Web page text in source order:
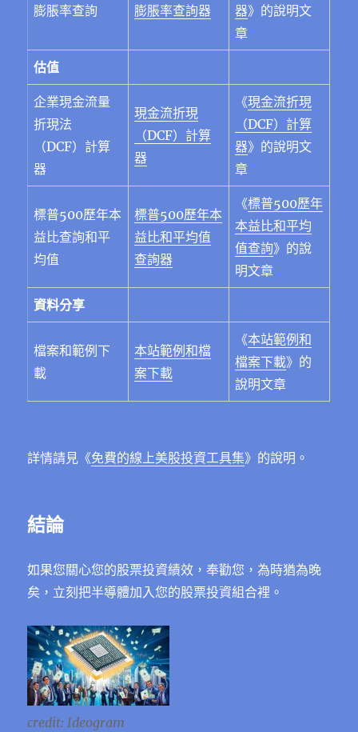
膨脹率查詢
膨脹率查詢器
器》 的說明文
章
估值
企業現⾦流量
折現法
（DCF）計算
器
現金流折現
（DCF）計算
器
《現金流折現
（DCF）計算
器》 的說明文
章
標普500歷年本
益比查詢和平
均值
標普500歷年本
益比和平均值
查詢器
《標普500歷年
本益比和平均
值查詢》 的說
明文章
資料分享
檔案和範例下
載
本站範例和檔
案下載
《本站範例和
檔案下載》的
說明文章
詳情請見《免費的線上美股投資工具集》的說明。
結論
如果您關心您的股票投資績效，奉勸您，為時猶為晚
矣，立刻把半導體加入您的股票投資組合裡。
credit: Ideogram